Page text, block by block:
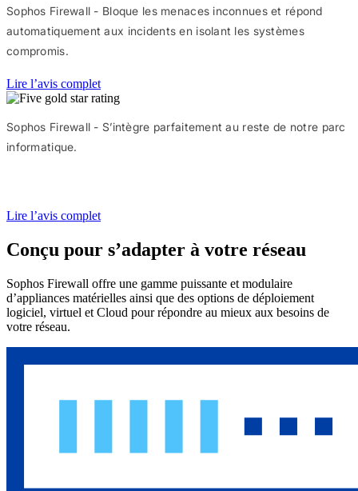
Sophos Firewall - Bloque les menaces inconnues et répond
automatiquement aux incidents en isolant les systèmes
compromis.
Lire l’avis complet
Sophos Firewall - S’intègre parfaitement au reste de notre parc
informatique.
Lire l’avis complet
Conçu pour s’adapter à votre réseau
Sophos Firewall offre une gamme puissante et modulaire
d’appliances matérielles ainsi que des options de déploiement
logiciel, virtuel et Cloud pour répondre au mieux aux besoins de
votre réseau.